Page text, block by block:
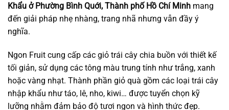
Khẩu ở Phường Bình Quới, Thành phố Hồ Chí Minh mang
đến giải pháp nhẹ nhàng, trang nhã nhưng vẫn đầy ý
nghĩa.
Ngon Fruit cung cấp các giỏ trái cây chia buồn với thiết kế
tối giản, sử dụng các tông màu trung tính như trắng, xanh
hoặc vàng nhạt. Thành phần giỏ quà gồm các loại trái cây
nhập khẩu như táo, lê, nho, kiwi… được tuyển chọn kỹ
lưỡng nhằm đảm bảo độ tươi ngon và hình thức đẹp.